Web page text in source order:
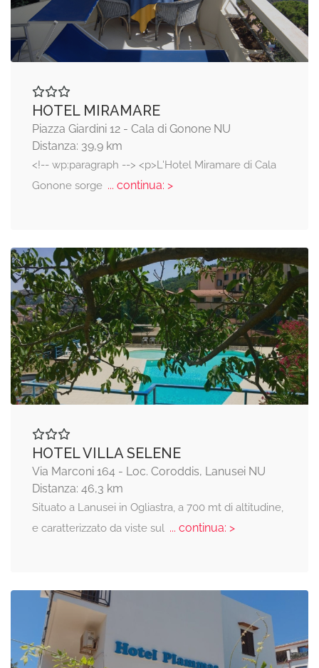
HOTEL MIRAMARE
Piazza Giardini 12 - Cala di Gonone NU
Distanza: 39,9 km
<!-- wp:paragraph --> <p>L'Hotel Miramare di Cala
Gonone sorge... continua: >
HOTEL VILLA SELENE
Via Marconi 164 - Loc. Coroddis, Lanusei NU
Distanza: 46,3 km
Situato a Lanusei in Ogliastra, a 700 mt di altitudine,
e caratterizzato da viste sul... continua: >